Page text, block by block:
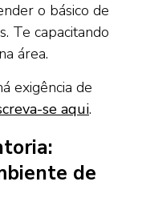
o básico de
Te capacitando
área.
exigência de
se aqui.
de